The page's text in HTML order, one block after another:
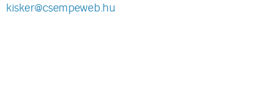
kisker@csempeweb.hu